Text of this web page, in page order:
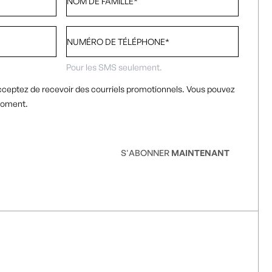
de
famille*
de
téléphone*
Pour les SMS seulement.
de recevoir des courriels promotionnels. Vous pouvez
S'ABONNER MAINTENANT